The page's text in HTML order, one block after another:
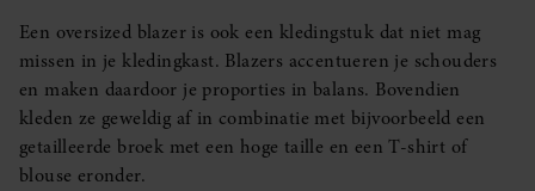
Een oversized blazer is ook een kledingstuk dat niet mag
missen in je kledingkast. Blazers accentueren je schouders
en maken daardoor je proporties in balans. Bovendien
kleden ze geweldig af in combinatie met bijvoorbeeld een
getailleerde broek met een hoge taille en een T-shirt of
blouse eronder.